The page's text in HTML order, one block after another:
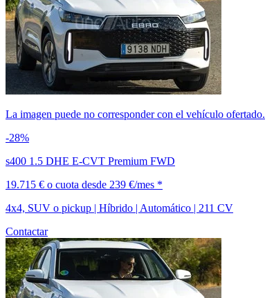
La imagen puede no corresponder con el vehículo ofertado.
-28%
s400 1.5 DHE E-CVT Premium FWD
19.715 € o cuota desde 239 €/mes *
4x4, SUV o pickup | Híbrido | Automático | 211 CV
Contactar